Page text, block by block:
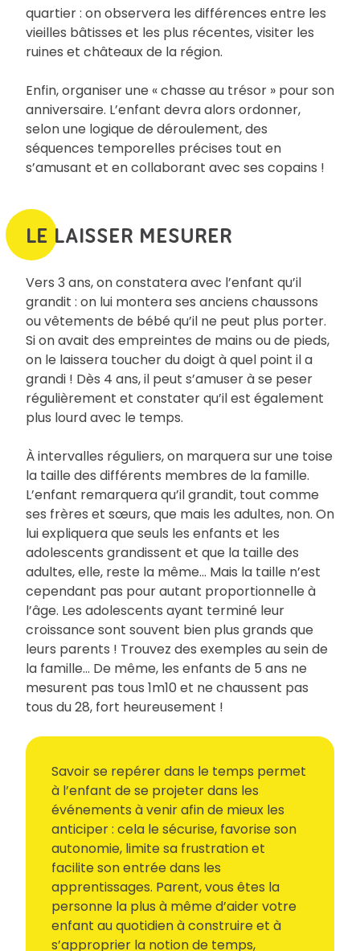
quartier : on observera les différences entre les
vieilles bâtisses et les plus récentes, visiter les
ruines et châteaux de la région.
Enfin, organiser une « chasse au trésor » pour son
anniversaire. L’enfant devra alors ordonner,
selon une logique de déroulement, des
séquences temporelles précises tout en
s’amusant et en collaborant avec ses copains !
LE LAISSER MESURER
Vers 3 ans, on constatera avec l’enfant qu’il
grandit : on lui montera ses anciens chaussons
ou vêtements de bébé qu’il ne peut plus porter.
Si on avait des empreintes de mains ou de pieds,
on le laissera toucher du doigt à quel point il a
grandi ! Dès 4 ans, il peut s’amuser à se peser
régulièrement et constater qu’il est également
plus lourd avec le temps.
À intervalles réguliers, on marquera sur une toise
la taille des différents membres de la famille.
L’enfant remarquera qu’il grandit, tout comme
ses frères et sœurs, que mais les adultes, non. On
lui expliquera que seuls les enfants et les
adolescents grandissent et que la taille des
adultes, elle, reste la même… Mais la taille n’est
cependant pas pour autant proportionnelle à
l’âge. Les adolescents ayant terminé leur
croissance sont souvent bien plus grands que
leurs parents ! Trouvez des exemples au sein de
la famille… De même, les enfants de 5 ans ne
mesurent pas tous 1m10 et ne chaussent pas
tous du 28, fort heureusement !
Savoir se repérer dans le temps permet
à l’enfant de se projeter dans les
événements à venir afin de mieux les
anticiper : cela le sécurise, favorise son
autonomie, limite sa frustration et
facilite son entrée dans les
apprentissages. Parent, vous êtes la
personne la plus à même d’aider votre
enfant au quotidien à construire et à
s’approprier la notion de temps,